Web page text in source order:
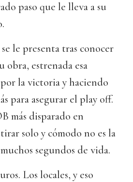
paso que le lleva a su
le presenta tras conocer
obra, estrenada esa
la victoria y haciendo
para asegurar el play off.
más disparado en
solo y cómodo no es la
segundos de vida.
Los locales, y eso